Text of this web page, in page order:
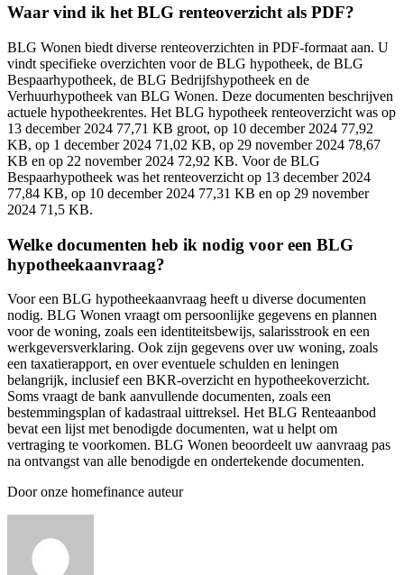
Waar vind ik het BLG renteoverzicht als PDF?
BLG Wonen biedt diverse renteoverzichten in PDF-formaat aan. U
vindt specifieke overzichten voor de BLG hypotheek, de BLG
Bespaarhypotheek, de BLG Bedrijfshypotheek en de
Verhuurhypotheek van BLG Wonen. Deze documenten beschrijven
actuele hypotheekrentes. Het BLG hypotheek renteoverzicht was op
13 december 2024 77,71 KB groot, op 10 december 2024 77,92
KB, op 1 december 2024 71,02 KB, op 29 november 2024 78,67
KB en op 22 november 2024 72,92 KB. Voor de BLG
Bespaarhypotheek was het renteoverzicht op 13 december 2024
77,84 KB, op 10 december 2024 77,31 KB en op 29 november
2024 71,5 KB.
Welke documenten heb ik nodig voor een BLG
hypotheekaanvraag?
Voor een BLG hypotheekaanvraag heeft u diverse documenten
nodig. BLG Wonen vraagt om persoonlijke gegevens en plannen
voor de woning, zoals een identiteitsbewijs, salarisstrook en een
werkgeversverklaring. Ook zijn gegevens over uw woning, zoals
een taxatierapport, en over eventuele schulden en leningen
belangrijk, inclusief een BKR-overzicht en hypotheekoverzicht.
Soms vraagt de bank aanvullende documenten, zoals een
bestemmingsplan of kadastraal uittreksel. Het BLG Renteaanbod
bevat een lijst met benodigde documenten, wat u helpt om
vertraging te voorkomen. BLG Wonen beoordeelt uw aanvraag pas
na ontvangst van alle benodigde en ondertekende documenten.
Door onze homefinance auteur